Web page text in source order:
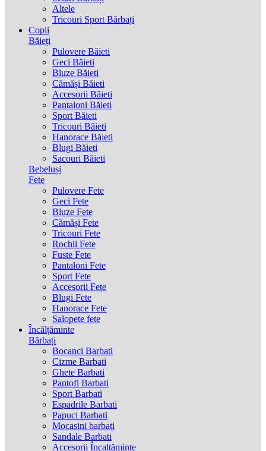
Altele
Tricouri Sport Bărbați
Copii
Băieți
Pulovere Băieti
Geci Băieti
Bluze Băieti
Cămăși Băieti
Accesorii Băieti
Pantaloni Băieti
Sport Băieti
Tricouri Băieti
Hanorace Băieti
Blugi Băieti
Sacouri Băieti
Bebeluși
Fete
Pulovere Fete
Geci Fete
Bluze Fete
Cămăși Fete
Tricouri Fete
Rochii Fete
Fuste Fete
Pantaloni Fete
Sport Fete
Accesorii Fete
Blugi Fete
Hanorace Fete
Salopete fete
Încălțăminte
Bărbați
Bocanci Barbati
Cizme Barbati
Ghete Barbati
Pantofi Barbati
Sport Barbati
Espadrile Barbati
Papuci Barbati
Mocasini barbati
Sandale Barbati
Accesorii Încaltăminte